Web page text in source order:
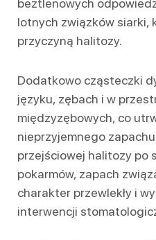
beztlenowych
lotnych związków siarki,
przyczyną halitozy.
Dodatkowo cząsteczki
języku, zębach i w
międzyzębowych, co
nieprzyjemnego
przejściowej halitozy po
pokarmów, zapach
charakter przewlekły i
interwencji